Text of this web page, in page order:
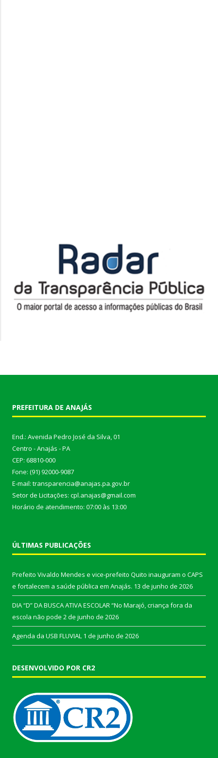
PREFEITURA DE ANAJÁS
End.: Avenida Pedro José da Silva, 01
Centro - Anajás - PA
CEP: 68810-000
Fone: (91) 92000-9087
E-mail: transparencia@anajas.pa.gov.br
Setor de Licitações: cpl.anajas@gmail.com
Horário de atendimento: 07:00 às 13:00
ÚLTIMAS PUBLICAÇÕES
Prefeito Vivaldo Mendes e vice-prefeito Quito inauguram o CAPS
e fortalecem a saúde pública em Anajás. 13 de junho de 2026
DIA “D” DA BUSCA ATIVA ESCOLAR “No Marajó, criança fora da
escola não pode 2 de junho de 2026
Agenda da USB FLUVIAL 1 de junho de 2026
DESENVOLVIDO POR CR2